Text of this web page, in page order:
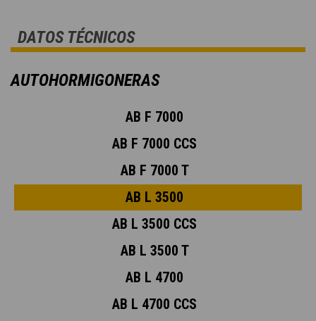
DATOS TÉCNICOS
AUTOHORMIGONERAS
AB F 7000
AB F 7000 CCS
AB F 7000 T
AB L 3500
AB L 3500 CCS
AB L 3500 T
AB L 4700
AB L 4700 CCS